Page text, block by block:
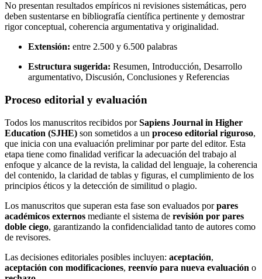
No presentan resultados empíricos ni revisiones sistemáticas, pero
deben sustentarse en bibliografía científica pertinente y demostrar
rigor conceptual, coherencia argumentativa y originalidad.
Extensión: entre 2.500 y 6.500 palabras
Estructura sugerida: Resumen, Introducción, Desarrollo
argumentativo, Discusión, Conclusiones y Referencias
Proceso editorial y evaluación
Todos los manuscritos recibidos porSapiens Journal in Higher
Education (SJHE) son sometidos a un proceso editorial riguroso,
que inicia con una evaluación preliminar por parte del editor. Esta
etapa tiene como finalidad verificar la adecuación del trabajo al
enfoque y alcance de la revista, la calidad del lenguaje, la coherencia
del contenido, la claridad de tablas y figuras, el cumplimiento de los
principios éticos y la detección de similitud o plagio.
Los manuscritos que superan esta fase son evaluados porpares
académicos externos mediante el sistema de revisión por pares
doble ciego, garantizando la confidencialidad tanto de autores como
de revisores.
Las decisiones editoriales posibles incluyen: aceptación,
aceptación con modificaciones, reenvío para nueva evaluación o